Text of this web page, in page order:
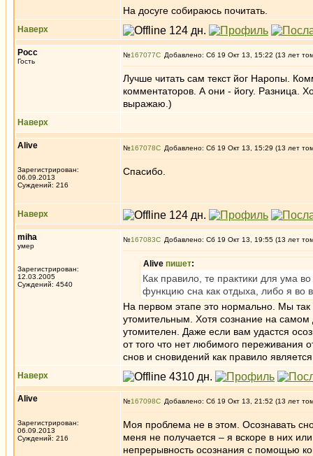
На досуге собираюсь почитать.
Наверх
Росс
Гость
№167077 Добавлено: Сб 19 Окт 13, 15:22 (13 лет
Лучше читать сам текст йог Наропы.
комментаторов. А они - йогу. Разница.
выражаю.)
Наверх
Alive
Зарегистрирован:
06.09.2013
Суждений: 216
№167078 Добавлено: Сб 19 Окт 13, 15:29 (13 лет
Спасибо.
Наверх
miha
умер
Зарегистрирован:
12.03.2005
Суждений: 4540
№167083 Добавлено: Сб 19 Окт 13, 19:55 (13 лет
Alive пишет:
Как правило, те практики для ума
функцию сна как отдыха, либо я во
На первом этапе это нормально. Мы так
утомительным. Хотя сознание на самом
утомителен. Даже если вам удастся
от того что нет любимого переживания
снов и сновидений как правило
Наверх
Alive
Зарегистрирован:
06.09.2013
Суждений: 216
№167098 Добавлено: Сб 19 Окт 13, 21:52 (13 лет
Моя проблема не в этом. Осознавать
меня не получается – я вскоре в них
непрерывность осознания с помощью